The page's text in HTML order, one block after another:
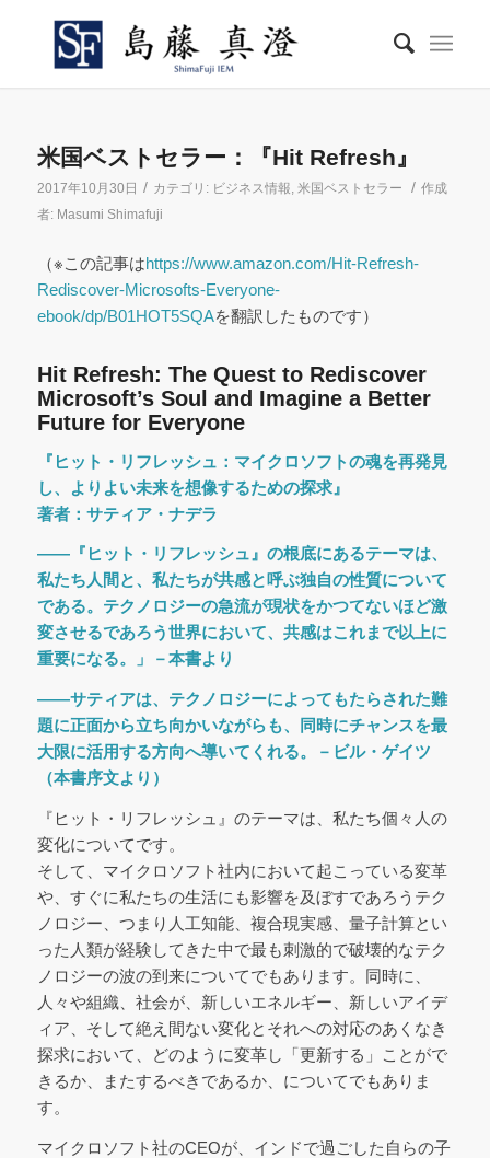
米国ベストセラー：『Hit Refresh』
2017年10月30日 / カテゴリ: ビジネス情報, 米国ベストセラー / 作成
者: Masumi Shimafuji
（※この記事はhttps://www.amazon.com/Hit-Refresh-
Rediscover-Microsofts-Everyone-
ebook/dp/B01HOT5SQAを翻訳したものです）
Hit Refresh: The Quest to Rediscover
Microsoft’s Soul and Imagine a Better
Future for Everyone
『ヒット・リフレッシュ：マイクロソフトの魂を再発見
し、よりよい未来を想像するための探求』
著者：サティア・ナデラ
――『ヒット・リフレッシュ』の根底にあるテーマは、
私たち人間と、私たちが共感と呼ぶ独自の性質について
である。テクノロジーの急流が現状をかつてないほど激
変させるであろう世界において、共感はこれまで以上に
重要になる。」－本書より
――サティアは、テクノロジーによってもたらされた難
題に正面から立ち向かいながらも、同時にチャンスを最
大限に活用する方向へ導いてくれる。－ビル・ゲイツ
（本書序文より）
『ヒット・リフレッシュ』のテーマは、私たち個々人の
変化についてです。
そして、マイクロソフト社内において起こっている変革
や、すぐに私たちの生活にも影響を及ぼすであろうテク
ノロジー、つまり人工知能、複合現実感、量子計算とい
った人類が経験してきた中で最も刺激的で破壊的なテク
ノロジーの波の到来についてでもあります。同時に、
人々や組織、社会が、新しいエネルギー、新しいアイデ
ィア、そして絶え間ない変化とそれへの対応のあくなき
探求において、どのように変革し「更新する」ことがで
きるか、またするべきであるか、についてでもありま
す。
マイクロソフト社のCEOが、インドで過ごした自らの子